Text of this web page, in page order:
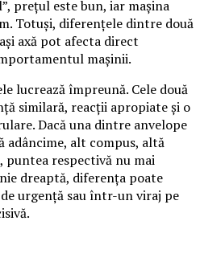
prețul este bun, iar mașina
Totuși, diferențele dintre două
axă pot afecta direct
mașinii.
lucrează împreună. Cele două
similară, reacții apropiate și o
Dacă una dintre anvelope
alt compus, altă
puntea respectivă nu mai
dreaptă, diferența poate
urgență sau într-un viraj pe